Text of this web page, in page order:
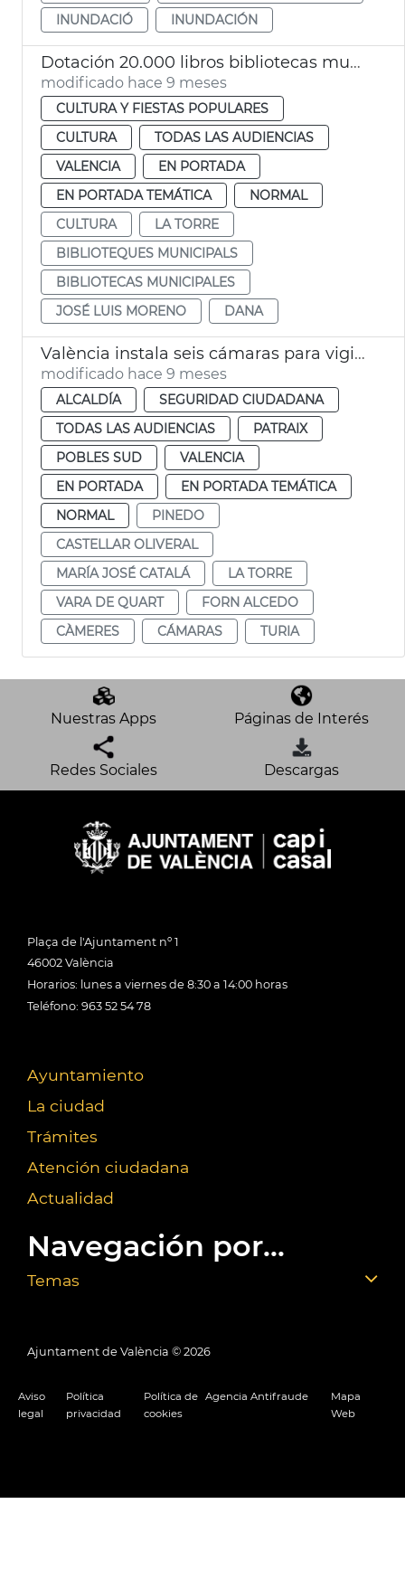
INUNDACIÓ
INUNDACIÓN
Dotación 20.000 libros bibliotecas municipales València
modificado hace 9 meses
CULTURA Y FIESTAS POPULARES
CULTURA
TODAS LAS AUDIENCIAS
VALENCIA
EN PORTADA
EN PORTADA TEMÁTICA
NORMAL
CULTURA
LA TORRE
BIBLIOTEQUES MUNICIPALS
BIBLIOTECAS MUNICIPALES
JOSÉ LUIS MORENO
DANA
València instala seis cámaras para vigilar el caudal del Turia
modificado hace 9 meses
ALCALDÍA
SEGURIDAD CIUDADANA
TODAS LAS AUDIENCIAS
PATRAIX
POBLES SUD
VALENCIA
EN PORTADA
EN PORTADA TEMÁTICA
NORMAL
PINEDO
CASTELLAR OLIVERAL
MARÍA JOSÉ CATALÁ
LA TORRE
VARA DE QUART
FORN ALCEDO
CÀMERES
CÁMARAS TURIA
Nuestras Apps Páginas de Interés
Redes Sociales Descargas
Plaça de l'Ajuntament nº 1
46002 València
Horarios: lunes a viernes de 8:30 a 14:00 horas
Teléfono: 963 52 54 78
Ayuntamiento
La ciudad
Trámites
Atención ciudadana
Actualidad
Navegación por...
Temas
Ajuntament de València © 2026
Aviso
legal
Política
privacidad
Política de
cookies
Agencia Antifraude
Mapa
Web